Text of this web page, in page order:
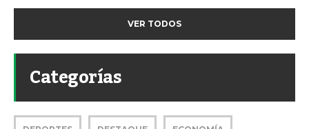
VER TODOS
Categorías